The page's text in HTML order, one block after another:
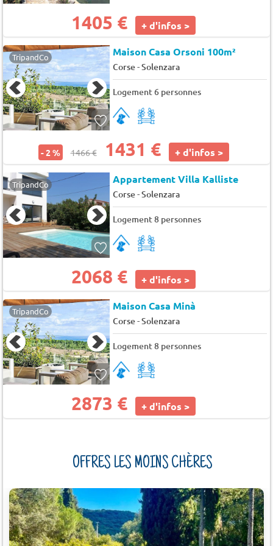
1405 € + d'infos >
TripandCo Maison Casa Orsoni 100m²
Corse-Solenzara
Logement 6 personnes
- 2 % 1466 € 1431 € + d'infos >
TripandCo Appartement Villa Kalliste
Corse-Solenzara
Logement 8 personnes
2068 € + d'infos >
TripandCo Maison Casa Minà
Corse-Solenzara
Logement 8 personnes
2873 € + d'infos >
OFFRES LES MOINS CHÈRES